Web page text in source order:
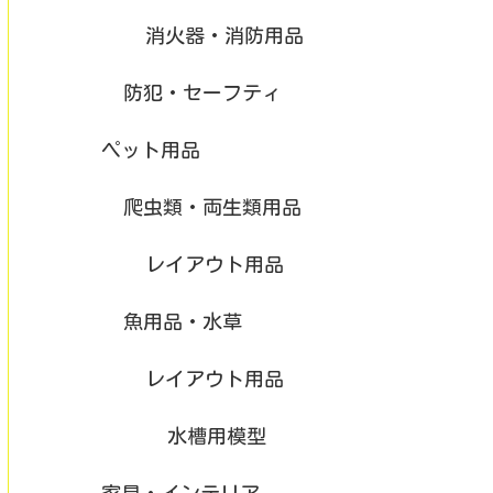
消火器・消防用品
防犯・セーフティ
ペット用品
爬虫類・両生類用品
レイアウト用品
魚用品・水草
レイアウト用品
水槽用模型